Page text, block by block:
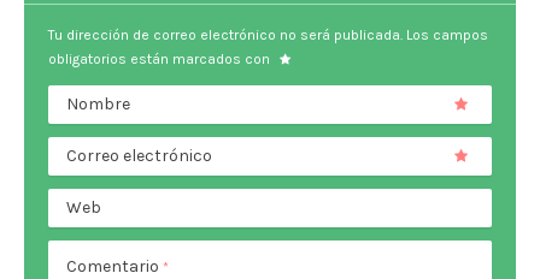
Tu dirección de correo electrónico no será publicada. Los campos
obligatorios están marcados con
Nombre
Correo electrónico
Web
Comentario *